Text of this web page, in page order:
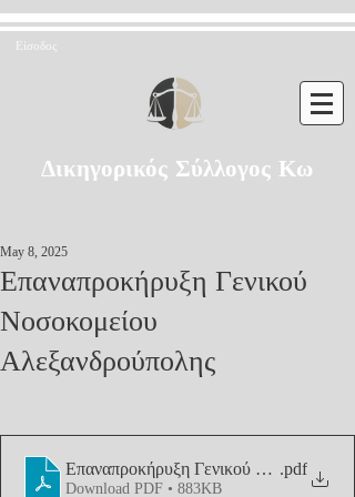
Είσοδος
Δικηγορικός Σύλλογος Κω
Επαναπροκήρυξη Γενικού
Νοσοκομείου
Αλεξανδρούπολης
May 8, 2025
Επαναπροκήρυξη Γενικού Νοσοκομείου
.pdf
Download PDF • 883KB